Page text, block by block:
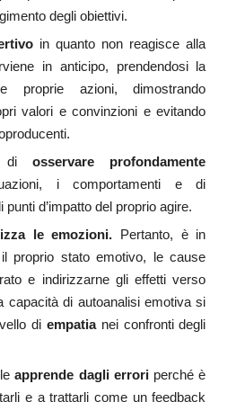
degli obiettivi.
in quanto non reagisce alla
in anticipo, prendendosi la
proprie azioni, dimostrando
valori e convinzioni e evitando
diosservare profondamente
i comportamenti e di
punti d’impatto del proprio agire.
le emozioni. Pertanto, è in
proprio stato emotivo, le cause
e indirizzarne gli effetti verso
capacità di autoanalisi emotiva si
di empatianei confronti degli
apprende dagli erroriperché è
e a trattarli come un feedback